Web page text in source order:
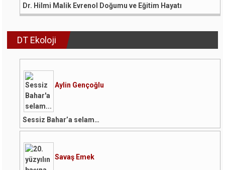
Dr. Hilmi Malik Evrenol Doğumu ve Eğitim Hayatı
DT Ekoloji
Aylin Gençoğlu
Sessiz Bahar’a selam…
Savaş Emek